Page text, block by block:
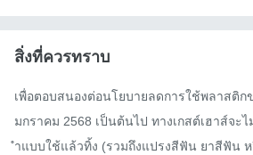
สิ่งที่ควรทราบ
เพื่อตอบสนองต่อนโยบายลดการใช้พลาสติก
มกราคม 2568 เป็นต้นไป ทางเกสต์เฮาส์จะ
ำแบบใช้แล้วทิ้ง (รวมถึงแปรงสีฟัน ยาสีฟัน